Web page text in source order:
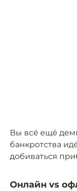
Вы всё ещё
банкротства
добиваться
Онлайн vs